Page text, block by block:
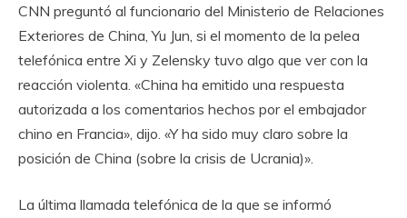
CNN preguntó al funcionario del Ministerio de Relaciones
Exteriores de China, Yu Jun, si el momento de la pelea
telefónica entre Xi y Zelensky tuvo algo que ver con la
reacción violenta. «China ha emitido una respuesta
autorizada a los comentarios hechos por el embajador
chino en Francia», dijo. «Y ha sido muy claro sobre la
posición de China (sobre la crisis de Ucrania)».
La última llamada telefónica de la que se informó